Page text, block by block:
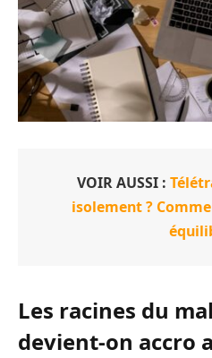
VOIR AUSSI :
isolement ?
Les racines du
devient-on accro